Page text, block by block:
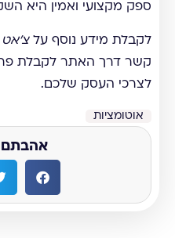
ספק מקצועי ואמין היא
לקבלת מידע נוסף עלצ'אט
קשר דרך האתר לקבלת
לצרכי העסק שלכם.
אוטומציות